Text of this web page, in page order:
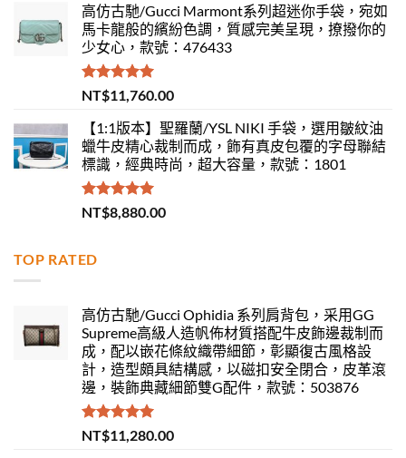
高仿古馳/Gucci Marmont系列超迷你手袋，宛如
馬卡龍般的繽紛色調，質感完美呈現，撩撥你的
少女心，款號：476433
評分5.00
滿分 5
NT$11,760.00
【1:1版本】聖羅蘭/YSL NIKI 手袋，選用皺紋油
蠟牛皮精心裁制而成，飾有真皮包覆的字母聯結
標識，經典時尚，超大容量，款號：1801
評分 5.00
滿分 5
NT$8,880.00
TOP RATED
高仿古馳/Gucci Ophidia 系列肩背包，采用GG
Supreme高級人造帆佈材質搭配牛皮飾邊裁制而
成，配以嵌花條紋織帶細節，彰顯復古風格設
計，造型頗具結構感，以磁扣安全閉合，皮革滾
邊，裝飾典藏細節雙G配件，款號：503876
評分5.00
滿分 5
NT$11,280.00